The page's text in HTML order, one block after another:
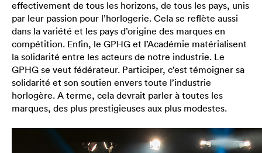
effectivement de tous les horizons, de tous les pays, unis
par leur passion pour l’horlogerie. Cela se reflète aussi
dans la variété et les pays d’origine des marques en
compétition. Enfin, le GPHG et l’Académie matérialisent
la solidarité entre les acteurs de notre industrie. Le
GPHG se veut fédérateur. Participer, c’est témoigner sa
solidarité et son soutien envers toute l’industrie
horlogère. A terme, cela devrait parler à toutes les
marques, des plus prestigieuses aux plus modestes.